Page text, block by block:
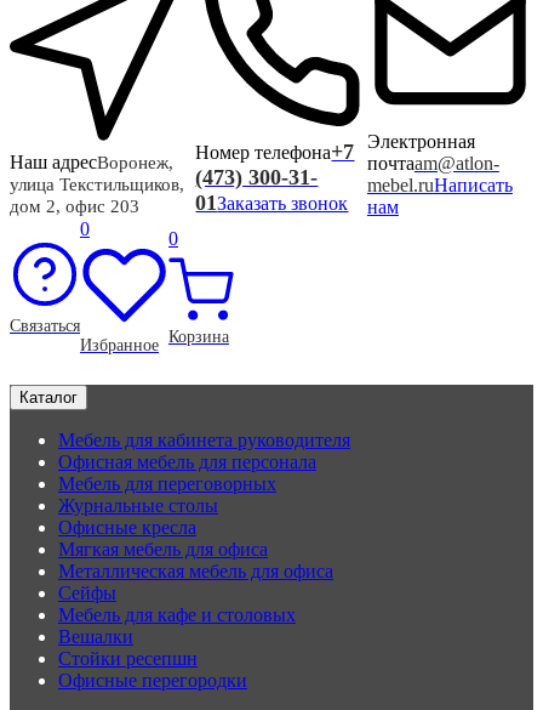
Наш адресВоронеж,
улица Текстильщиков,
дом 2, офис 203
Номер телефона+7
(473) 300-31-
01Заказать звонок
Электронная
почтаam@atlon-
mebel.ruНаписать
нам
Связаться
0
Избранное
0
Корзина
Каталог
Мебель для кабинета руководителя
Офисная мебель для персонала
Мебель для переговорных
Журнальные столы
Офисные кресла
Мягкая мебель для офиса
Металлическая мебель для офиса
Сейфы
Мебель для кафе и столовых
Вешалки
Стойки ресепшн
Офисные перегородки